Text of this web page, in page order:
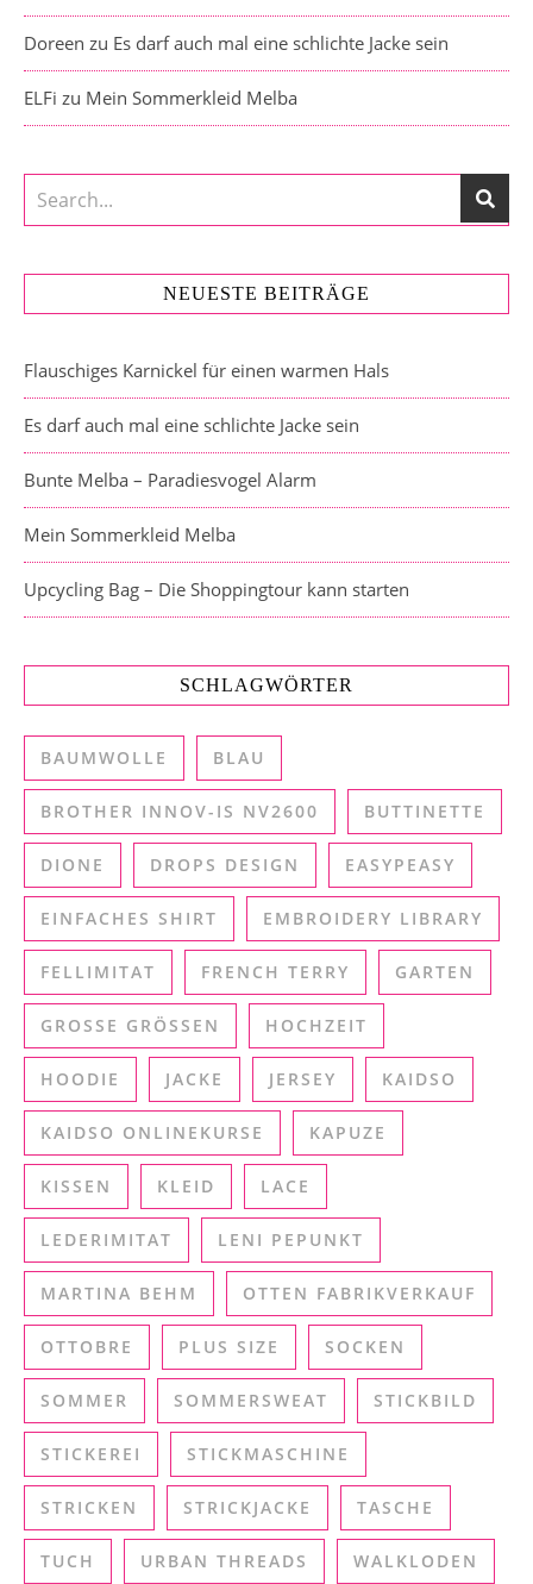
Doreen zu Es darf auch mal eine schlichte Jacke sein
ELFi zu Mein Sommerkleid Melba
NEUESTE BEITRÄGE
Flauschiges Karnickel für einen warmen Hals
Es darf auch mal eine schlichte Jacke sein
Bunte Melba – Paradiesvogel Alarm
Mein Sommerkleid Melba
Upcycling Bag – Die Shoppingtour kann starten
SCHLAGWÖRTER
BAUMWOLLE BLAU
BROTHER INNOV-IS NV2600 BUTTINETTE
DIONE DROPS DESIGN EASYPEASY
EINFACHES SHIRT EMBROIDERY LIBRARY
FELLIMITAT FRENCH TERRY GARTEN
GROSSE GRÖSSEN HOCHZEIT
HOODIE JACKE JERSEY KAIDSO
KAIDSO ONLINEKURSE KAPUZE
KISSEN KLEID LACE
LEDERIMITAT LENI PEPUNKT
MARTINA BEHM OTTEN FABRIKVERKAUF
OTTOBRE PLUS SIZE SOCKEN
SOMMER SOMMERSWEAT STICKBILD
STICKEREI STICKMASCHINE
STRICKEN STRICKJACKE TASCHE
TUCH URBAN THREADS WALKLODEN